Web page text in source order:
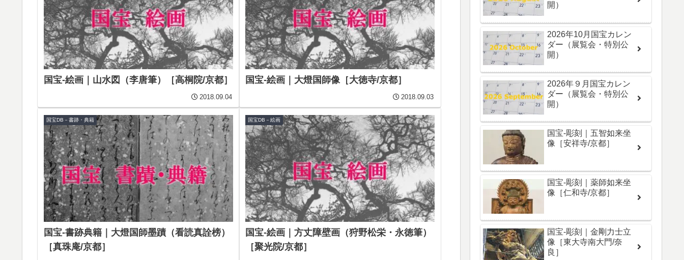
国宝-絵画｜山水図（李唐筆）［高桐院/京都］
2018.09.04
国宝-絵画｜大燈国師像［大徳寺/京都］
2018.09.03
国宝DB－書跡・典籍
国宝-書跡典籍｜大燈国師墨蹟（看読真詮榜）
［真珠庵/京都］
国宝DB－絵画
国宝-絵画｜方丈障壁画（狩野松栄・永徳筆）
［聚光院/京都］
開）
2026年10月国宝カレン
ダー（展覧会・特別公
開）
2026年９月国宝カレン
ダー（展覧会・特別公
開）
国宝-彫刻｜五智如来坐
像［安祥寺/京都］
国宝-彫刻｜薬師如来坐
像［仁和寺/京都］
国宝-彫刻｜金剛力士立
像［東大寺南大門/奈
良］